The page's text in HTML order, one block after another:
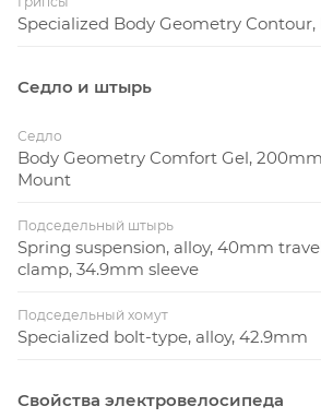
Specialized Body Geometry Contour,
Седло и штырь
Седло
Body Geometry Comfort Gel,
Mount
Подседельный штырь
Spring suspension, alloy, 40mm
clamp, 34.9mm sleeve
Подседельный хомут
Specialized bolt-type, alloy, 42.9mm
Свойства электровелосипеда